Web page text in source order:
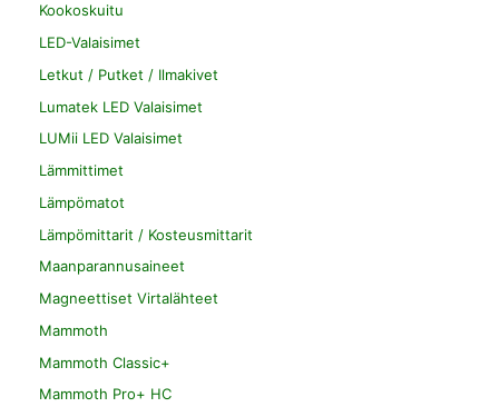
Kookoskuitu
LED-Valaisimet
Letkut / Putket / Ilmakivet
Lumatek LED Valaisimet
LUMii LED Valaisimet
Lämmittimet
Lämpömatot
Lämpömittarit / Kosteusmittarit
Maanparannusaineet
Magneettiset Virtalähteet
Mammoth
Mammoth Classic+
Mammoth Pro+ HC